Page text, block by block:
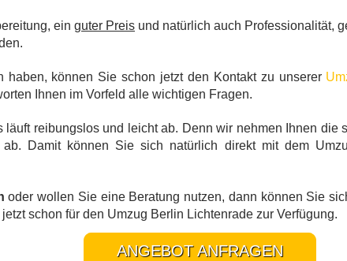
ein guter Preis und natürlich auch Professionalität,
haben, können Sie schon jetzt den Kontakt zu unserer
Ihnen im Vorfeld alle wichtigen Fragen.
läuft reibungslos und leicht ab. Denn wir nehmen Ihnen die
ab. Damit können Sie sich natürlich direkt mit dem
oder wollen Sie eine Beratung nutzen, dann können Sie
schon für den Umzug Berlin Lichtenrade zur Verfügung.
ANGEBOT ANFRAGEN